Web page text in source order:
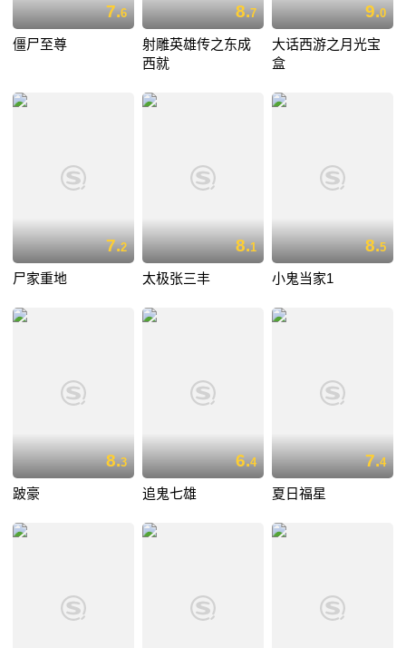
7.6
僵尸至尊
8.7
射雕英雄传之东成
西就
9.0
大话西游之月光宝
盒
7.2
尸家重地
8.1
太极张三丰
8.5
小鬼当家1
8.3
跛豪
6.4
追鬼七雄
7.4
夏日福星